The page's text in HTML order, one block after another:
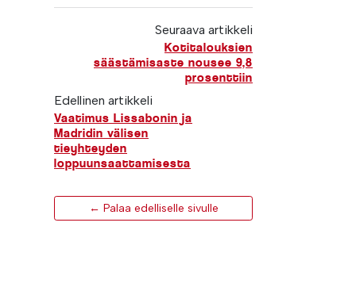
Seuraava artikkeli
Kotitalouksien
säästämisaste nousee 9,8
prosenttiin
Edellinen artikkeli
Vaatimus Lissabonin ja
Madridin välisen
tieyhteyden
loppuunsaattamisesta
← Palaa edelliselle sivulle